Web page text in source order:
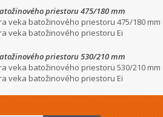
priestoru 475/180 mm
veka batožinového priestoru 475/180 mm
veka batožinového priestoru Ei
priestoru 530/210 mm
veka batožinového priestoru 530/210 mm
veka batožinového priestoru Ei